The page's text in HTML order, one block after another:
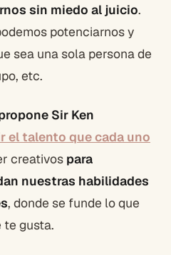
sin miedo al juicio.
potenciarnos y
sea una sola persona de
etc.
Sir Ken
el talento que cada uno
creativos para
nuestras habilidades
, donde se funde lo que
te gusta.